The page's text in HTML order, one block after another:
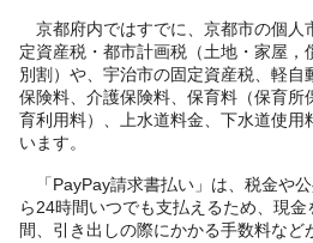
京都府内ではすでに、京都市の個人
定資産税・都市計画税（土地・家屋，
別割）や、宇治市の固定資産税、軽自
保険料、介護保険料、保育料（保育所
育利用料）、上水道料金、下水道使用
います。
「PayPay請求書払い」は、税金や
ら24時間いつでも支払えるため、現
間、引き出しの際にかかる手数料な